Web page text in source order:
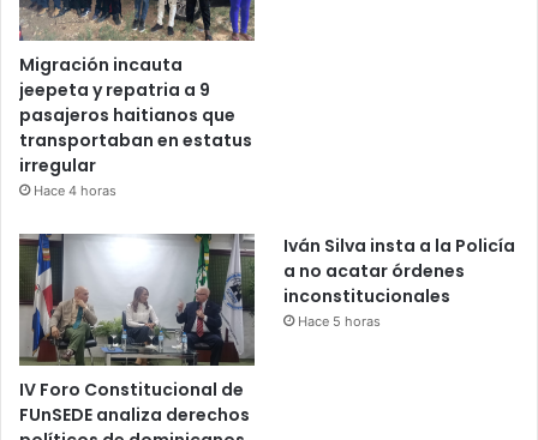
Migración incauta
jeepeta y repatria a 9
pasajeros haitianos que
transportaban en estatus
irregular
Hace 4 horas
IV Foro Constitucional de
FUnSEDE analiza derechos
Iván Silva insta a la Policía
a no acatar órdenes
inconstitucionales
Hace 5 horas